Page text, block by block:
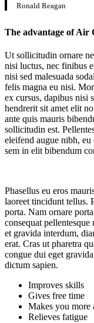
Ronald Reagan
The advantage of Air
Ut sollicitudin ornare
nisi luctus, nec finibus
nisi sed malesuada
felis magna eu nisi.
ex cursus, dapibus nisi
hendrerit sit amet elit
ante quis mauris
sollicitudin est.
eleifend augue nibh,
sem in elit bibendum
Phasellus eu eros
laoreet tincidunt tellus.
porta. Nam ornare
consequat
et gravida interdum,
erat. Cras ut pharetra
congue dui eget
dictum sapien.
Improves skills
Gives free time
Makes you more
Relieves fatigue